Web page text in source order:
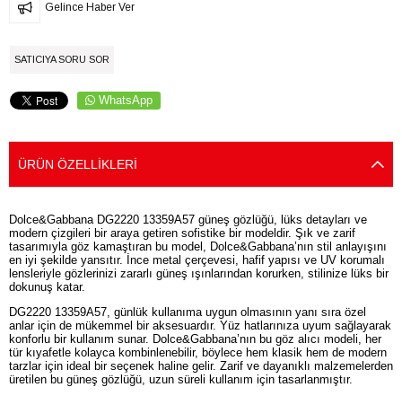
Gelince Haber Ver
SATICIYA SORU SOR
WhatsApp
ÜRÜN ÖZELLIKLERI
Dolce&Gabbana DG2220 13359A57 güneş gözlüğü, lüks detayları ve
modern çizgileri bir araya getiren sofistike bir modeldir. Şık ve zarif
tasarımıyla göz kamaştıran bu model, Dolce&Gabbana’nın stil anlayışını
en iyi şekilde yansıtır. İnce metal çerçevesi, hafif yapısı ve UV korumalı
lensleriyle gözlerinizi zararlı güneş ışınlarından korurken, stilinize lüks bir
dokunuş katar.
DG2220 13359A57, günlük kullanıma uygun olmasının yanı sıra özel
anlar için de mükemmel bir aksesuardır. Yüz hatlarınıza uyum sağlayarak
konforlu bir kullanım sunar. Dolce&Gabbana’nın bu göz alıcı modeli, her
tür kıyafetle kolayca kombinlenebilir, böylece hem klasik hem de modern
tarzlar için ideal bir seçenek haline gelir. Zarif ve dayanıklı malzemelerden
üretilen bu güneş gözlüğü, uzun süreli kullanım için tasarlanmıştır.